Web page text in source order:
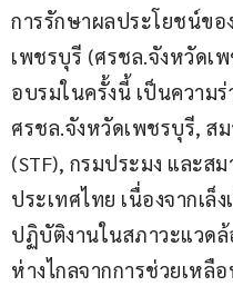
การรักษาผลประโยชน์ขอ
เพชรบุรี (ศรชล.จังหวัดเ
อบรมในครั้งนี้ เป็นความ
ศรชล.จังหวัดเพชรบุรี, ส
(STF), กรมประมง และส
ประเทศไทย เนื่องจากเล็
ปฏิบัติงานในสภาวะแวดล้
ห่างไกลจากการช่วยเหลื